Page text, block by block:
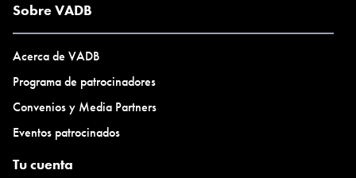
Sobre VADB
Acerca de VADB
Programa de patrocinadores
Convenios y Media Partners
Eventos patrocinados
Tu cuenta